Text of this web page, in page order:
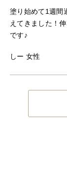
塗り始めて1週間
えてきました！
です♪
しー 女性